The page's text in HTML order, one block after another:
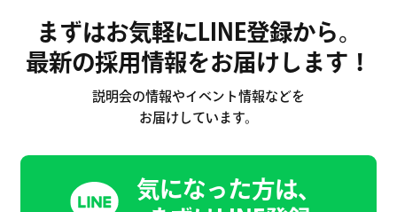
まずはお気軽にLINE登録から。
最新の採用情報をお届けします！
説明会の情報やイベント情報などを
お届けしています。
気になった方は、